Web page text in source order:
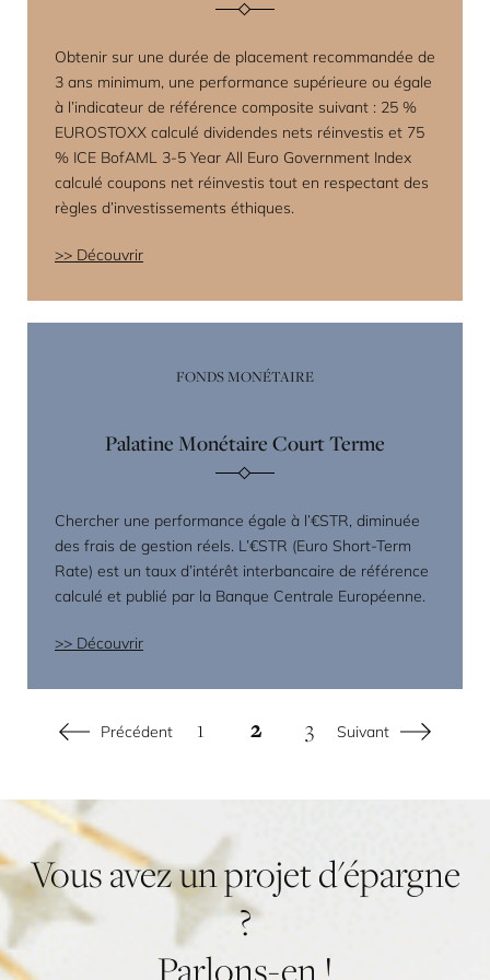
Obtenir sur une durée de placement recommandée de
3 ans minimum, une performance supérieure ou égale
à l’indicateur de référence composite suivant : 25 %
EUROSTOXX calculé dividendes nets réinvestis et 75
% ICE BofAML 3-5 Year All Euro Government Index
calculé coupons net réinvestis tout en respectant des
règles d’investissements éthiques.
Découvrir
FONDS MONÉTAIRE
Palatine Monétaire Court Terme
Chercher une performance égale à l’€STR, diminuée
des frais de gestion réels. L’€STR (Euro Short-Term
Rate) est un taux d’intérêt interbancaire de référence
calculé et publié par la Banque Centrale Européenne.
Découvrir
Précédent 1 2 3 Suivant
Vousavezunprojetd'épargne
?
Parlons-en!